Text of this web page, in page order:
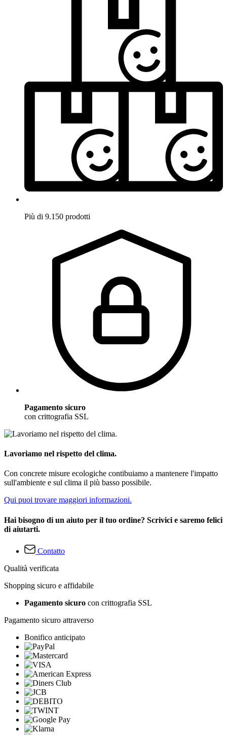
Più di 9.150 prodotti
Pagamento sicuro
con crittografia SSL
Lavoriamo nel rispetto del clima.
Con concrete misure ecologiche contibuiamo a mantenere l'impatto
sull'ambiente e sul clima il più basso possibile.
Qui puoi trovare maggiori informazioni.
Hai bisogno di un aiuto per il tuo ordine? Scrivici e saremo felici
di aiutarti.
Contatto
Qualità verificata
Shopping sicuro e affidabile
Pagamento sicuro con crittografia SSL
Pagamento sicuro attraverso
Bonifico anticipato